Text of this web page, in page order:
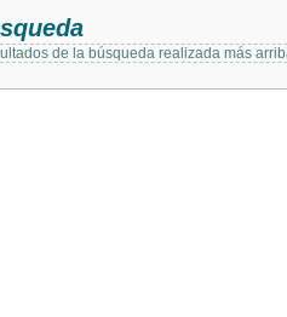
de la búsqueda realizada más